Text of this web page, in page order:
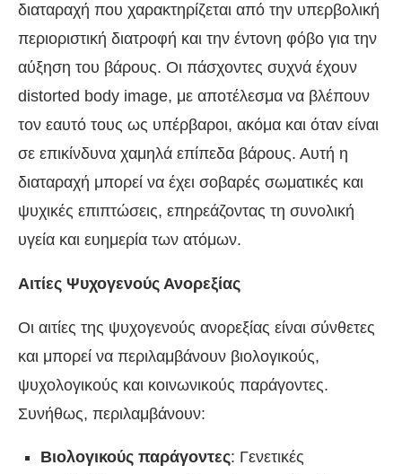
διαταραχή που χαρακτηρίζεται από την υπερβολική
περιοριστική διατροφή και την έντονη φόβο για την
αύξηση του βάρους. Οι πάσχοντες συχνά έχουν
distorted body image, με αποτέλεσμα να βλέπουν
τον εαυτό τους ως υπέρβαροι, ακόμα και όταν είναι
σε επικίνδυνα χαμηλά επίπεδα βάρους. Αυτή η
διαταραχή μπορεί να έχει σοβαρές σωματικές και
ψυχικές επιπτώσεις, επηρεάζοντας τη συνολική
υγεία και ευημερία των ατόμων.
Αιτίες Ψυχογενούς Ανορεξίας
Οι αιτίες της ψυχογενούς ανορεξίας είναι σύνθετες
και μπορεί να περιλαμβάνουν βιολογικούς,
ψυχολογικούς και κοινωνικούς παράγοντες.
Συνήθως, περιλαμβάνουν:
Βιολογικούς παράγοντες: Γενετικές